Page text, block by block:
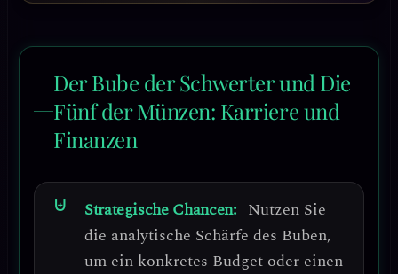
Der Bube der Schwerter und Die
Fünf der Münzen: Karriere und
Finanzen
Strategische Chancen: Nutzen Sie
die analytische Schärfe des Buben,
um ein konkretes Budget oder einen